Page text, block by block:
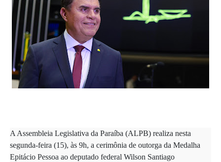
A Assembleia Legislativa da Paraíba (ALPB) realiza nesta
segunda-feira (15), às 9h, a cerimônia de outorga da Medalha
Epitácio Pessoa ao deputado federal Wilson Santiago